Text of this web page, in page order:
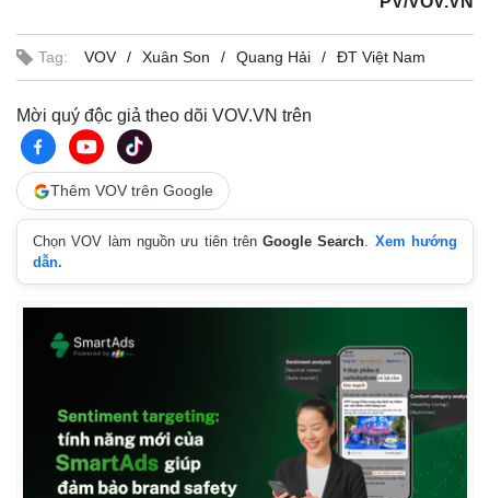
Tag: VOV Xuân Son Quang Hải ĐT Việt Nam
Mời quý độc giả theo dõi VOV.VN trên
Thêm VOV trên Google
Chọn VOV làm nguồn ưu tiên trênGoogle Search. Xem hướng
dẫn.